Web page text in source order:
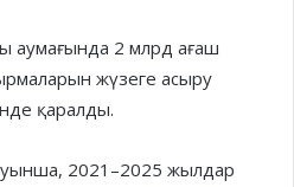
аумағында 2 млрд ағаш
жүзеге асыру
қаралды.
2021–2025 жылдар